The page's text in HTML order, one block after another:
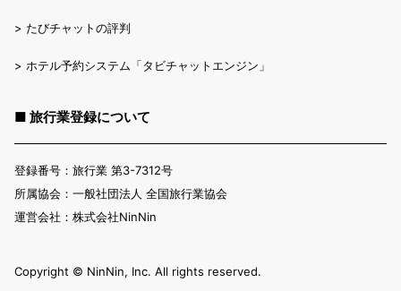
> たびチャットの評判
> ホテル予約システム「タビチャットエンジン」
■ 旅行業登録について
登録番号：旅行業 第3-7312号
所属協会：一般社団法人 全国旅行業協会
運営会社：株式会社NinNin
Copyright ©︎ NinNin, Inc. All rights reserved.